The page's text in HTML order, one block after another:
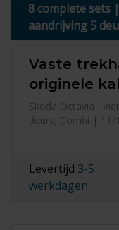
8 complete sets
aandrijving 5
Vaste
originele
Skoda Octavia I
deurs, Combi | 11/
Levertijd 3-5
werkdagen